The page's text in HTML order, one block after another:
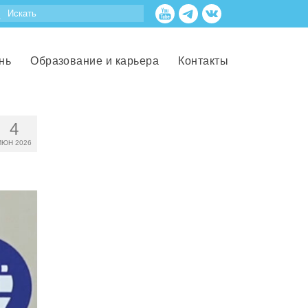
Образование и карьера Контакты
4
2026